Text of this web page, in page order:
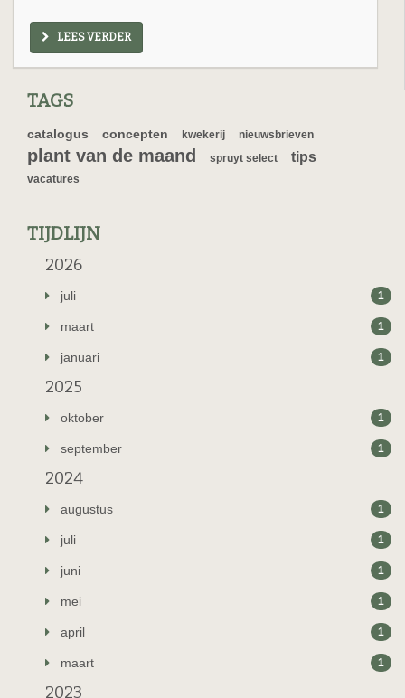
LEES VERDER
TAGS
catalogus concepten kwekerij nieuwsbrieven
plant van de maand spruyt select tips
vacatures
TIJDLIJN
2026
juli 1
maart 1
januari 1
2025
oktober 1
september 1
2024
augustus 1
juli 1
juni 1
mei 1
april 1
maart 1
2023